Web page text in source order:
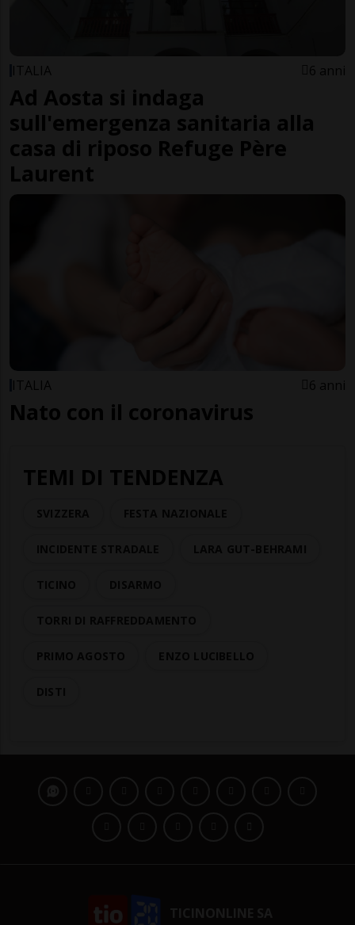
ITALIA 6 anni
Ad Aosta si indaga
sull'emergenza sanitaria alla
casa di riposo Refuge Père
Laurent
ITALIA 6 anni
Nato con il coronavirus
TEMI DI TENDENZA